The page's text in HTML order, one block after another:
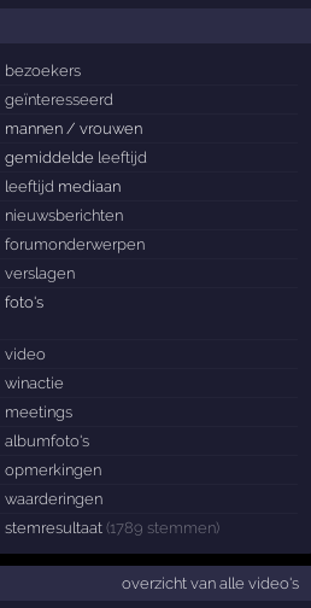
bezoekers
geïnteresseerd
mannen / vrouwen
gemiddelde leeftijd
leeftijd mediaan
nieuwsberichten
forumonderwerpen
verslagen
foto's
video
winactie
meetings
albumfoto's
opmerkingen
waarderingen
stemresultaat (1789 stemmen)
overzicht van alle video's